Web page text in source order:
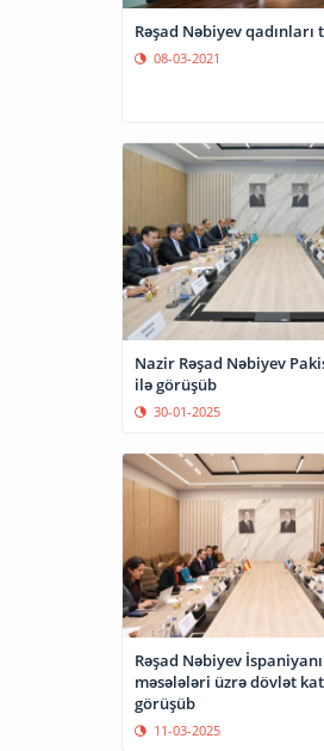
Rəşad Nəbiyev
08-03-2021
Nazir Rəşad Nəbiyev
ilə görüşüb
30-01-2025
Rəşad Nəbiyev
məsələləri üzrə dövlət
görüşüb
11-03-2025